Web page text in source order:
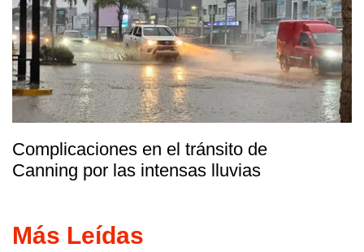
Complicaciones en el tránsito de
Canning por las intensas lluvias
Más Leídas